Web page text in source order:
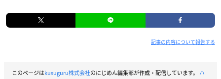
記事の内容について報告する
このページはkusuguru株式会社のにじめん編集部が作成・配信しています。 ハ